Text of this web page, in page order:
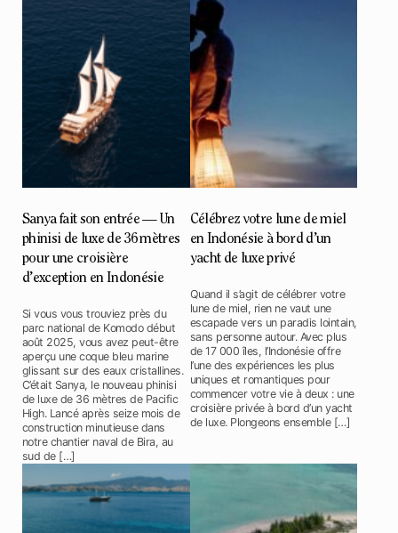
Sanya fait son entrée — Un
phinisi de luxe de 36 mètres
pour une croisière
d’exception en Indonésie
Si vous vous trouviez près du
parc national de Komodo début
août 2025, vous avez peut-être
aperçu une coque bleu marine
glissant sur des eaux cristallines.
C’était Sanya, le nouveau phinisi
de luxe de 36 mètres de Pacific
High. Lancé après seize mois de
construction minutieuse dans
notre chantier naval de Bira, au
sud de […]
Célébrez votre lune de miel
en Indonésie à bord d’un
yacht de luxe privé
Quand il s’agit de célébrer votre
lune de miel, rien ne vaut une
escapade vers un paradis lointain,
sans personne autour. Avec plus
de 17 000 îles, l’Indonésie offre
l’une des expériences les plus
uniques et romantiques pour
commencer votre vie à deux : une
croisière privée à bord d’un yacht
de luxe. Plongeons ensemble […]